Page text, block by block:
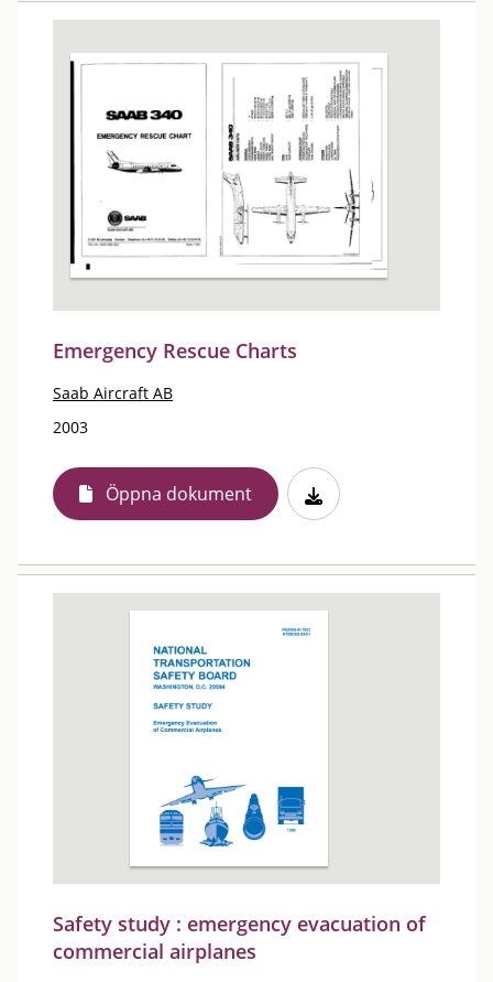
Emergency Rescue Charts
Saab Aircraft AB
2003
Öppna dokument
Safety study : emergency evacuation of
commercial airplanes